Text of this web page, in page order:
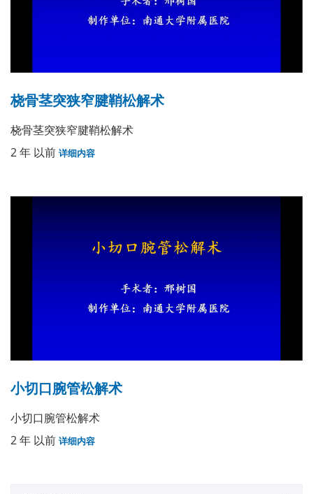
桡骨茎突狭窄腱鞘松解术
桡骨茎突狭窄腱鞘松解术
2 年 以前 详细内容
小切口腕管松解术
小切口腕管松解术
2 年 以前 详细内容